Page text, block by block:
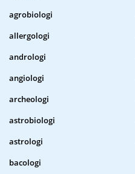
agrobiologi
allergologi
andrologi
angiologi
archeologi
astrobiologi
astrologi
bacologi